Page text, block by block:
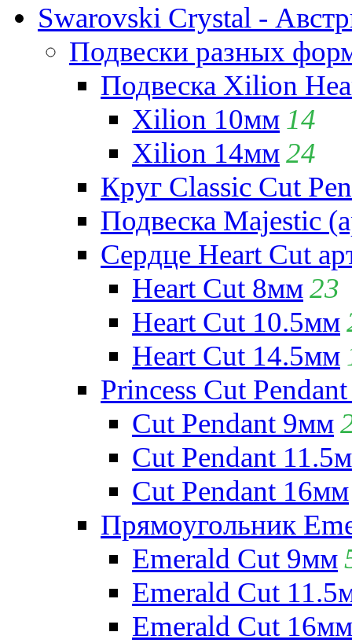
Swarovski Crystal -
Подвески разных
Подвеска Xilion
Xilion 10мм 14
Xilion 14мм24
Круг Classic Cut
Подвеска Majestic
Сердце Heart Cut
Heart Cut 8мм23
Heart Cut 10.5мм
Heart Cut 14.5мм
Princess Cut
Cut Pendant 9мм
Cut Pendant
Cut Pendant 16мм
Прямоугольник
Emerald Cut 9мм
Emerald Cut
Emerald Cut 16мм